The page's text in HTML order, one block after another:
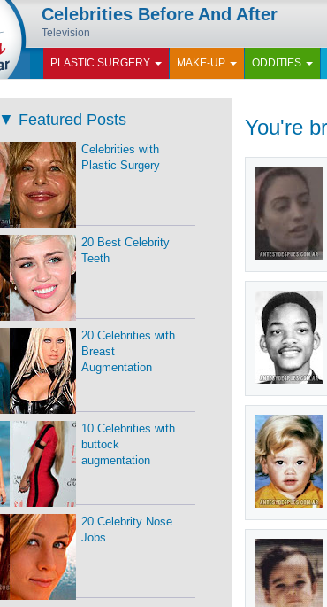
Celebrities Before And After
Television
PLASTIC SURGERY MAKE-UP ODDITIES
You're
▼ Featured Posts
Celebrities with
Plastic Surgery
20 Best Celebrity
Teeth
20 Celebrities with
Breast
Augmentation
10 Celebrities with
buttock
augmentation
20 Celebrity Nose
Jobs